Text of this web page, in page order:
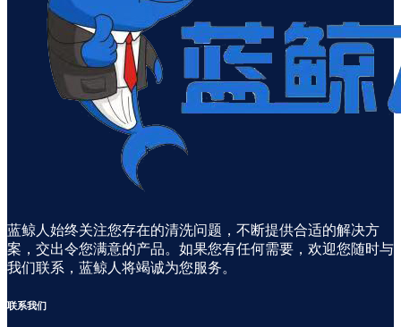
蓝鲸人始终关注您存在的清洗问题，不断提供合适的解决方
案，交出令您满意的产品。如果您有任何需要，欢迎您随时与
我们联系，蓝鲸人将竭诚为您服务。
联系我们